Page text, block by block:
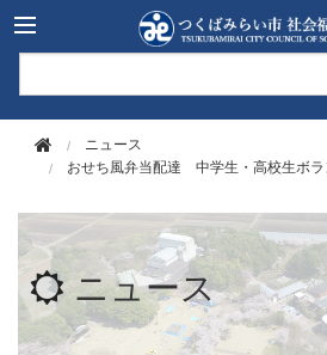
ニュース
おせち風弁当配達 中学生・高校生ボラ
ニュース